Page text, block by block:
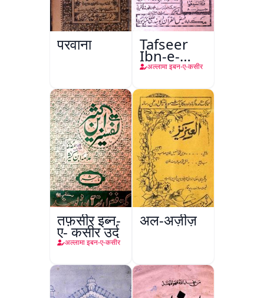
परवाना Tafseer
Ibn-e-
Kaseer
अल्लामा इबन-ए-कसीर
तफ़सीर इब्न-
ए- कसीर उर्दू
अल्लामा इबन-ए-कसीर
अल-अज़ीज़